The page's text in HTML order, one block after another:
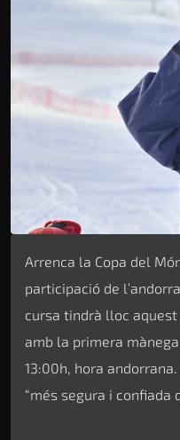
Arrenca la Copa del
participació de
cursa tindrà lloc aquest
amb la primera
13:00h, hora
“més segura i confiada